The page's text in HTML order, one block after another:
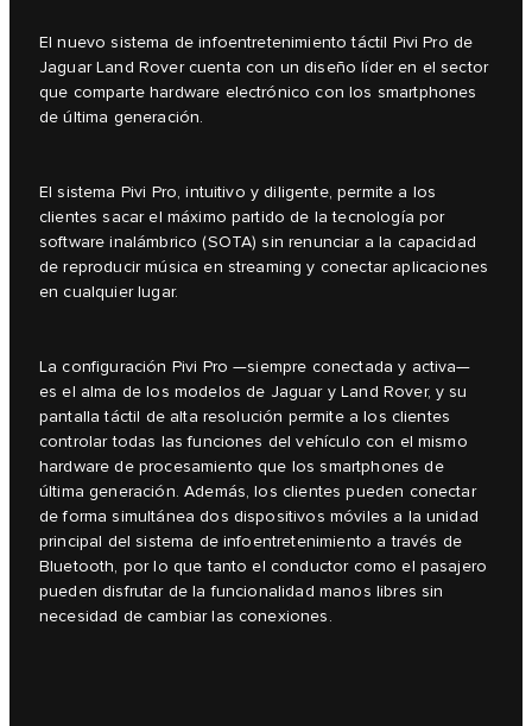
El nuevo sistema de infoentretenimiento táctil Pivi Pro de
Jaguar Land Rover cuenta con un diseño líder en el sector
que comparte hardware electrónico con los smartphones
de última generación.
El sistema Pivi Pro, intuitivo y diligente, permite a los
clientes sacar el máximo partido de la tecnología por
software inalámbrico (SOTA) sin renunciar a la capacidad
de reproducir música en streaming y conectar aplicaciones
en cualquier lugar.
La configuración Pivi Pro —siempre conectada y activa—
es el alma de los modelos de Jaguar y Land Rover, y su
pantalla táctil de alta resolución permite a los clientes
controlar todas las funciones del vehículo con el mismo
hardware de procesamiento que los smartphones de
última generación. Además, los clientes pueden conectar
de forma simultánea dos dispositivos móviles a la unidad
principal del sistema de infoentretenimiento a través de
Bluetooth, por lo que tanto el conductor como el pasajero
pueden disfrutar de la funcionalidad manos libres sin
necesidad de cambiar las conexiones.